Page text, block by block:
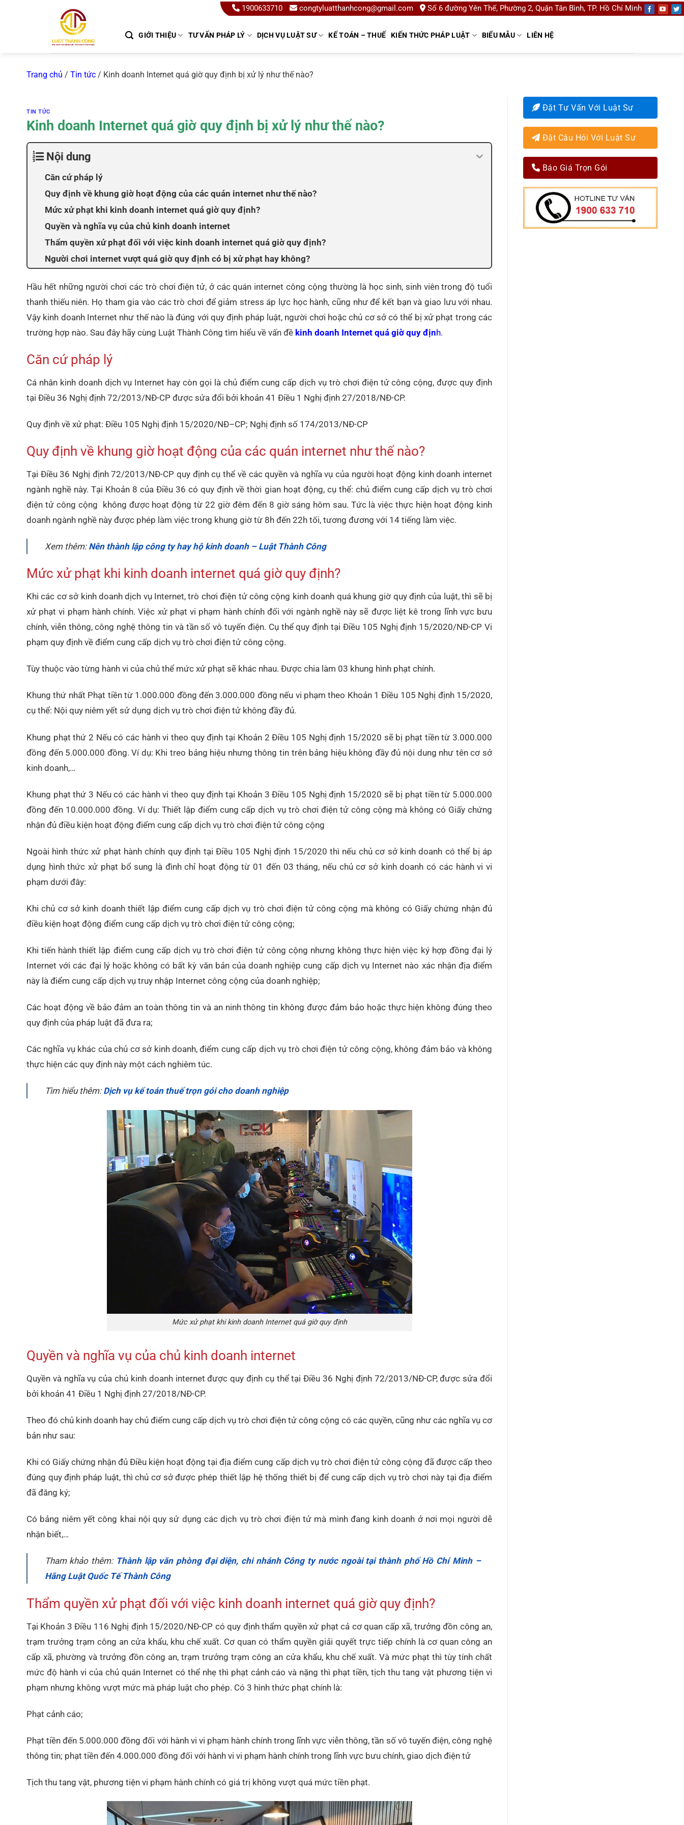
1900633710 congtyluatthanhcong@gmail.com Số 6 đường Yên Thế, Phường 2, Quận Tân Bình, TP. Hồ Chí Minh
GIỚI THIỆU TƯ VẤN PHÁP LÝ DỊCH VỤ LUẬT SƯ KẾ TOÁN – THUẾ KIẾN THỨC PHÁP LUẬT BIỂU MẪU LIÊN HỆ
Trang chủ / Tin tức / Kinh doanh Internet quá giờ quy định bị xử lý như thế nào?
TIN TỨC
Kinh doanh Internet quá giờ quy định bị xử lý như thế nào?
Nội dung
Căn cứ pháp lý
Quy định về khung giờ hoạt động của các quán internet như thế nào?
Mức xử phạt khi kinh doanh internet quá giờ quy định?
Quyền và nghĩa vụ của chủ kinh doanh internet
Thẩm quyền xử phạt đối với việc kinh doanh internet quá giờ quy định?
Người chơi internet vượt quá giờ quy định có bị xử phạt hay không?
Hầu hết những người chơi các trò chơi điện tử, ở các quán internet công cộng thường là học sinh, sinh viên trong độ tuổi
thanh thiếu niên. Họ tham gia vào các trò chơi để giảm stress áp lực học hành, cũng như để kết bạn và giao lưu với nhau.
Vậy kinh doanh Internet như thế nào là đúng với quy định pháp luật, người chơi hoặc chủ cơ sở có thể bị xử phạt trong các
trường hợp nào. Sau đây hãy cùng Luật Thành Công tìm hiểu về vấn đề kinh doanh Internet quá giờ quy định.
Căn cứ pháp lý
Cá nhân kinh doanh dịch vụ Internet hay còn gọi là chủ điểm cung cấp dịch vụ trò chơi điện tử công cộng, được quy định
tại Điều 36 Nghị định 72/2013/NĐ-CP được sửa đổi bởi khoản 41 Điều 1 Nghị định 27/2018/NĐ-CP.
Quy định về xử phạt: Điều 105 Nghị định 15/2020/NĐ–CP; Nghị định số 174/2013/NĐ-CP
Quy định về khung giờ hoạt động của các quán internet như thế nào?
Tại Điều 36 Nghị định 72/2013/NĐ-CP quy định cụ thể về các quyền và nghĩa vụ của người hoạt động kinh doanh internet
ngành nghề này. Tại Khoản 8 của Điều 36 có quy định về thời gian hoạt động, cụ thể: chủ điểm cung cấp dịch vụ trò chơi
điện tử công cộng không được hoạt động từ 22 giờ đêm đến 8 giờ sáng hôm sau. Tức là việc thực hiện hoạt động kinh
doanh ngành nghề này được phép làm việc trong khung giờ từ 8h đến 22h tối, tương đương với 14 tiếng làm việc.
Xem thêm: Nên thành lập công ty hay hộ kinh doanh – Luật Thành Công
Mức xử phạt khi kinh doanh internet quá giờ quy định?
Khi các cơ sở kinh doanh dịch vụ Internet, trò chơi điện tử công cộng kinh doanh quá khung giờ quy định của luật, thì sẽ bị
xử phạt vi phạm hành chính. Việc xử phạt vi phạm hành chính đối với ngành nghề này sẽ được liệt kê trong lĩnh vực bưu
chính, viễn thông, công nghệ thông tin và tần số vô tuyến điện. Cụ thể quy định tại Điều 105 Nghị định 15/2020/NĐ-CP Vi
phạm quy định về điểm cung cấp dịch vụ trò chơi điện tử công cộng.
Tùy thuộc vào từng hành vi của chủ thể mức xử phạt sẽ khác nhau. Được chia làm 03 khung hình phạt chính.
Khung thứ nhất Phạt tiền từ 1.000.000 đồng đến 3.000.000 đồng nếu vi phạm theo Khoản 1 Điều 105 Nghị định 15/2020,
cụ thể: Nội quy niêm yết sử dụng dịch vụ trò chơi điện tử không đầy đủ.
Khung phạt thứ 2 Nếu có các hành vi theo quy định tại Khoản 2 Điều 105 Nghị định 15/2020 sẽ bị phạt tiền từ 3.000.000
đồng đến 5.000.000 đồng. Ví dụ: Khi treo bảng hiệu nhưng thông tin trên bảng hiệu không đầy đủ nội dung như tên cơ sở
kinh doanh,…
Khung phạt thứ 3 Nếu có các hành vi theo quy định tại Khoản 3 Điều 105 Nghị định 15/2020 sẽ bị phạt tiền từ 5.000.000
đồng đến 10.000.000 đồng. Ví dụ: Thiết lập điểm cung cấp dịch vụ trò chơi điện tử công cộng mà không có Giấy chứng
nhận đủ điều kiện hoạt động điểm cung cấp dịch vụ trò chơi điện tử công cộng
Ngoài hình thức xử phạt hành chính quy định tại Điều 105 Nghị định 15/2020 thì nếu chủ cơ sở kinh doanh có thể bị áp
dụng hình thức xử phạt bổ sung là đình chỉ hoạt động từ 01 đến 03 tháng, nếu chủ cơ sở kinh doanh có các hành vi vi
phạm dưới đây:
Khi chủ cơ sở kinh doanh thiết lập điểm cung cấp dịch vụ trò chơi điện tử công cộng mà không có Giấy chứng nhận đủ
điều kiện hoạt động điểm cung cấp dịch vụ trò chơi điện tử công cộng;
Khi tiến hành thiết lập điểm cung cấp dịch vụ trò chơi điện tử công cộng nhưng không thực hiện việc ký hợp đồng đại lý
Internet với các đại lý hoặc không có bất kỳ văn bản của doanh nghiệp cung cấp dịch vụ Internet nào xác nhận địa điểm
này là điểm cung cấp dịch vụ truy nhập Internet công cộng của doanh nghiệp;
Các hoạt động về bảo đảm an toàn thông tin và an ninh thông tin không được đảm bảo hoặc thực hiện không đúng theo
quy định của pháp luật đã đưa ra;
Các nghĩa vụ khác của chủ cơ sở kinh doanh, điểm cung cấp dịch vụ trò chơi điện tử công cộng, không đảm bảo và không
thực hiện các quy định này một cách nghiêm túc.
Tìm hiểu thêm: Dịch vụ kế toán thuế trọn gói cho doanh nghiệp
Mức xử phạt khi kinh doanh Internet quá giờ quy định
Quyền và nghĩa vụ của chủ kinh doanh internet
Quyền và nghĩa vụ của chủ kinh doanh internet được quy định cụ thể tại Điều 36 Nghị định 72/2013/NĐ-CP, được sửa đổi
bởi khoản 41 Điều 1 Nghị định 27/2018/NĐ-CP.
Theo đó chủ kinh doanh hay chủ điểm cung cấp dịch vụ trò chơi điện tử công cộng có các quyền, cũng như các nghĩa vụ cơ
bản như sau:
Khi có Giấy chứng nhận đủ Điều kiện hoạt động tại địa điểm cung cấp dịch vụ trò chơi điện tử công cộng đã được cấp theo
đúng quy định pháp luật, thì chủ cơ sở được phép thiết lập hệ thống thiết bị để cung cấp dịch vụ trò chơi này tại địa điểm
đã đăng ký;
Có bảng niêm yết công khai nội quy sử dụng các dịch vụ trò chơi điện tử mà mình đang kinh doanh ở nơi mọi người dễ
nhận biết,…
Tham khảo thêm: Thành lập văn phòng đại diện, chi nhánh Công ty nước ngoài tại thành phố Hồ Chí Minh –
Hãng Luật Quốc Tế Thành Công
Thẩm quyền xử phạt đối với việc kinh doanh internet quá giờ quy định?
Tại Khoản 3 Điều 116 Nghị định 15/2020/NĐ-CP có quy định thẩm quyền xử phạt cả cơ quan cấp xã, trưởng đồn công an,
trạm trưởng trạm công an cửa khẩu, khu chế xuất. Cơ quan có thẩm quyền giải quyết trực tiếp chính là cơ quan công an
cấp xã, phường và trưởng đồn công an, trạm trưởng trạm công an cửa khẩu, khu chế xuất. Và mức phạt thì tùy tính chất
mức độ hành vi của chủ quán Internet có thể nhẹ thì phạt cảnh cáo và nặng thì phạt tiền, tịch thu tang vật phương tiện vi
phạm nhưng không vượt mức mà pháp luật cho phép. Có 3 hình thức phạt chính là:
Phạt cảnh cáo;
Phạt tiền đến 5.000.000 đồng đối với hành vi vi phạm hành chính trong lĩnh vực viễn thông, tần số vô tuyến điện, công nghệ
thông tin; phạt tiền đến 4.000.000 đồng đối với hành vi vi phạm hành chính trong lĩnh vực bưu chính, giao dịch điện tử
Tịch thu tang vật, phương tiện vi phạm hành chính có giá trị không vượt quá mức tiền phạt.
Đặt Tư Vấn Với Luật Sư
Đặt Câu Hỏi Với Luật Sư
Báo Giá Trọn Gói